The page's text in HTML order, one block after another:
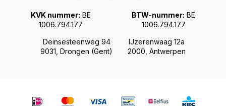
Deinsesteenweg 94
9031, Drongen (Gent)
IJzerenwaag 12a
2000, Antwerpen
KVK nummer: BE
1006.794.177
BTW-nummer: BE
1006.794.177